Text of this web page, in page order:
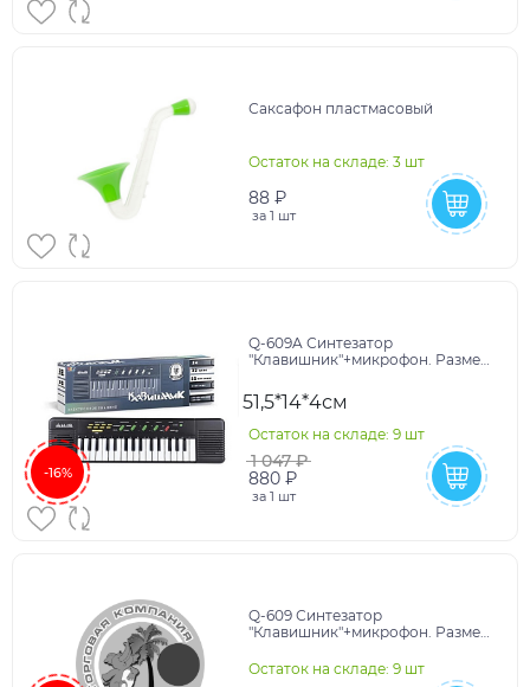
Саксафон пластмасовый
Остаток на складе: 3 шт
88 ₽
за 1 шт
-16%
Q-609A Синтезатор
"Клавишник"+микрофон. Размер
51,5*14*4см
Остаток на складе: 9 шт
1 047 ₽
880 ₽
за 1 шт
Q-609 Синтезатор
"Клавишник"+микрофон. Размер
Остаток на складе: 9 шт